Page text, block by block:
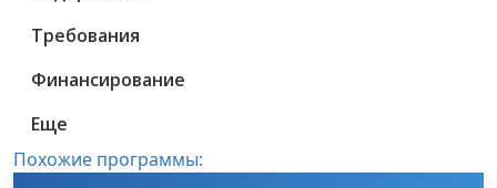
Требования
Финансирование
Еще
Похожие программы: